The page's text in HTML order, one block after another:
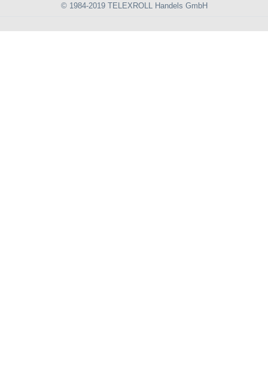
© 1984-2019 TELEXROLL Handels GmbH